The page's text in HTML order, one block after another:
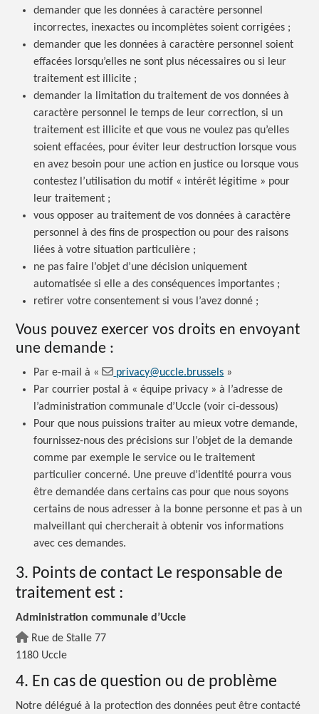
demander que les données à caractère personnel
incorrectes, inexactes ou incomplètes soient corrigées ;
demander que les données à caractère personnel soient
effacées lorsqu’elles ne sont plus nécessaires ou si leur
traitement est illicite ;
demander la limitation du traitement de vos données à
caractère personnel le temps de leur correction, si un
traitement est illicite et que vous ne voulez pas qu’elles
soient effacées, pour éviter leur destruction lorsque vous
en avez besoin pour une action en justice ou lorsque vous
contestez l’utilisation du motif « intérêt légitime » pour
leur traitement ;
vous opposer au traitement de vos données à caractère
personnel à des fins de prospection ou pour des raisons
liées à votre situation particulière ;
ne pas faire l’objet d’une décision uniquement
automatisée si elle a des conséquences importantes ;
retirer votre consentement si vous l’avez donné ;
Vous pouvez exercer vos droits en envoyant
une demande :
Par e-mail à « privacy@uccle.brussels »
Par courrier postal à « équipe privacy » à l’adresse de
l’administration communale d’Uccle (voir ci-dessous)
Pour que nous puissions traiter au mieux votre demande,
fournissez-nous des précisions sur l’objet de la demande
comme par exemple le service ou le traitement
particulier concerné. Une preuve d’identité pourra vous
être demandée dans certains cas pour que nous soyons
certains de nous adresser à la bonne personne et pas à un
malveillant qui chercherait à obtenir vos informations
avec ces demandes.
3. Points de contact Le responsable de
traitement est :
Administration communale d’Uccle
Rue de Stalle 77
1180 Uccle
4. En cas de question ou de problème
Notre délégué à la protection des données peut être contacté